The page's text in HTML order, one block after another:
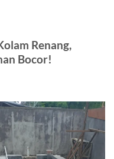
Renang,
Bocor!